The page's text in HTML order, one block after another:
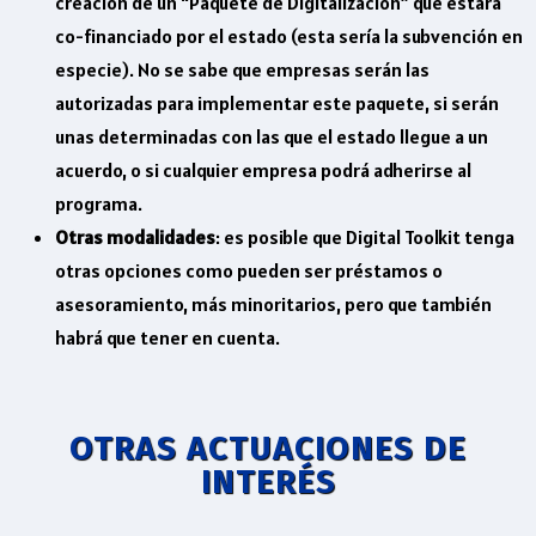
co-financiado por el estado (esta sería la subvención en
especie). No se sabe que empresas serán las
autorizadas para implementar este paquete, si serán
unas determinadas con las que el estado llegue a un
acuerdo, o si cualquier empresa podrá adherirse al
programa.
Otras modalidades: es posible que Digital Toolkit tenga
otras opciones como pueden ser préstamos o
asesoramiento, más minoritarios, pero que también
habrá que tener en cuenta.
OTRAS ACTUACIONES DE
INTERÉS